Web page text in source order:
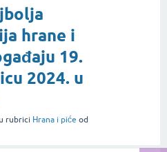
hrane i
19.
2024. u
u rubrici Hrana i piće od